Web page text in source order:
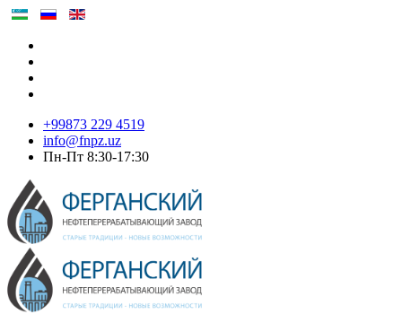
+99873 229 4519
info@fnpz.uz
Пн-Пт 8:30-17:30